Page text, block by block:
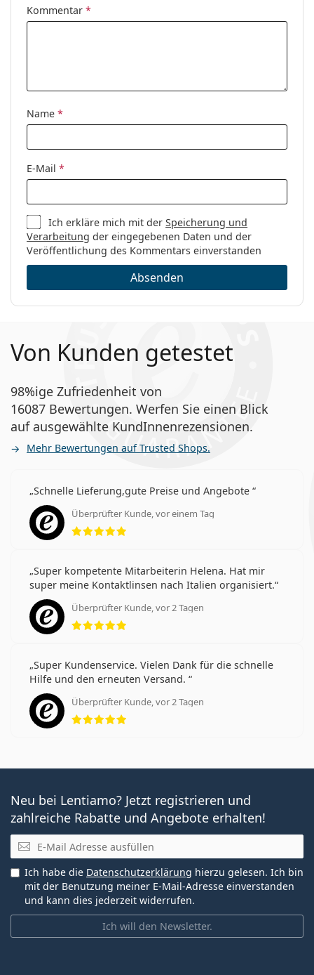
Es ist ein Medizinprodukt. Lesen Sie vor dem Gebrauch
Sex:
Herren
Code:
0EA1098 3003 54
Kommentar *
Name *
E-Mail *
Ich erkläre mich mit derSpeicherung und
Verarbeitung der eingegebenen Daten und der
Veröffentlichung des Kommentars einverstanden
Absenden
Von Kunden getestet
98%ige Zufriedenheit von
16087 Bewertungen. Werfen Sie einen Blick
auf ausgewählte KundInnenrezensionen.
Mehr Bewertungen auf Trusted Shops.
Schnelle Lieferung,gute Preise und Angebote
Überprüfter Kunde, vor einem Tag
Bewertung 5 aus 5
Super kompetente Mitarbeiterin Helena. Hat mir
super meine Kontaktlinsen nach Italien organisiert.
Überprüfter Kunde, vor 2 Tagen
Bewertung 5 aus 5
Super Kundenservice. Vielen Dank für die schnelle
Hilfe und den erneuten Versand.
Überprüfter Kunde, vor 2 Tagen
Bewertung 5 aus 5
Neu bei Lentiamo? Jetzt registrieren und
zahlreiche Rabatte und Angebote erhalten!
E-Mail
Ich will den Newsletter.
Ich habe die Datenschutzerklärung hierzu gelesen. Ich bin
mit der Benutzung meiner E-Mail-Adresse einverstanden
und kann dies jederzeit widerrufen.